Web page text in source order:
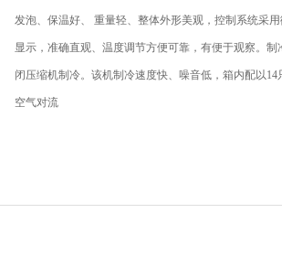
发泡、保温好、 重量轻、整体外形美观，控制系统采
显示，准确直观、温度调节方便可靠，有便于观察。制
闭压缩机制冷。该机制冷速度快、噪音低，箱内配以14
空气对流